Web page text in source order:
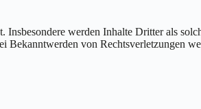
werden Inhalte Dritter als
Bekanntwerden von Rechtsverletzungen